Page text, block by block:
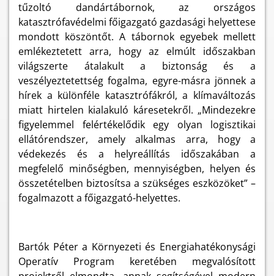
tűzoltó dandártábornok, az országos
katasztrófavédelmi főigazgató gazdasági helyettese
mondott köszöntőt. A tábornok egyebek mellett
emlékeztetett arra, hogy az elmúlt időszakban
világszerte átalakult a biztonság és a
veszélyeztetettség fogalma, egyre-másra jönnek a
hírek a különféle katasztrófákról, a klímaváltozás
miatt hirtelen kialakuló káresetekről. „Mindezekre
figyelemmel felértékelődik egy olyan logisztikai
ellátórendszer, amely alkalmas arra, hogy a
védekezés és a helyreállítás időszakában a
megfelelő minőségben, mennyiségben, helyen és
összetételben biztosítsa a szükséges eszközöket” –
fogalmazott a főigazgató-helyettes.
Bartók Péter a Környezeti és Energiahatékonysági
Operatív Program keretében megvalósított